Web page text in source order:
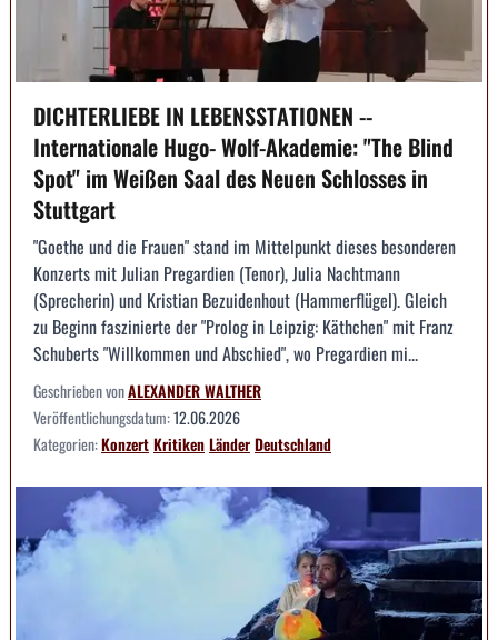
DICHTERLIEBE IN LEBENSSTATIONEN --
Internationale Hugo- Wolf-Akademie: "The Blind
Spot" im Weißen Saal des Neuen Schlosses in
Stuttgart
"Goethe und die Frauen" stand im Mittelpunkt dieses besonderen
Konzerts mit Julian Pregardien (Tenor), Julia Nachtmann
(Sprecherin) und Kristian Bezuidenhout (Hammerflügel). Gleich
zu Beginn faszinierte der "Prolog in Leipzig: Käthchen" mit Franz
Schuberts "Willkommen und Abschied", wo Pregardien mi...
Geschrieben vonALEXANDER WALTHER
Veröffentlichungsdatum:12.06.2026
Kategorien:KonzertKritikenLänderDeutschland